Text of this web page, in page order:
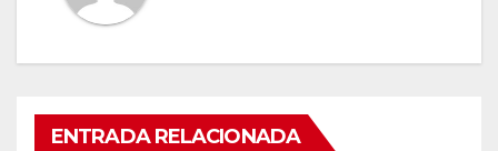
ENTRADA RELACIONADA